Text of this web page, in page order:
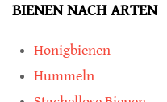
BIENEN NACH ARTEN
Honigbienen
Hummeln